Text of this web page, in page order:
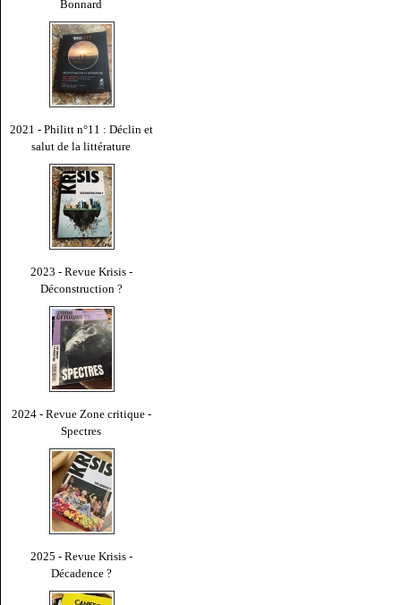
Bonnard
2021 - Philitt n°11 : Déclin et
salut de la littérature
2023 - Revue Krisis -
Déconstruction ?
2024 - Revue Zone critique -
Spectres
2025 - Revue Krisis -
Décadence ?